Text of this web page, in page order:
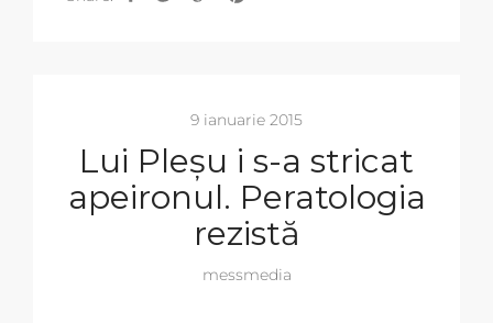
9 ianuarie 2015
Lui Pleșu i s-a stricat
apeironul. Peratologia
rezistă
messmedia